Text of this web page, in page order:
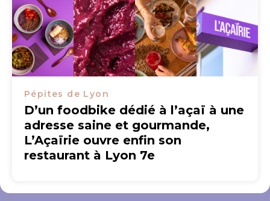
Pépites de Lyon
D’un foodbike dédié à l’açaï à une
adresse saine et gourmande,
L’Açaïrie ouvre enfin son
restaurant à Lyon 7e